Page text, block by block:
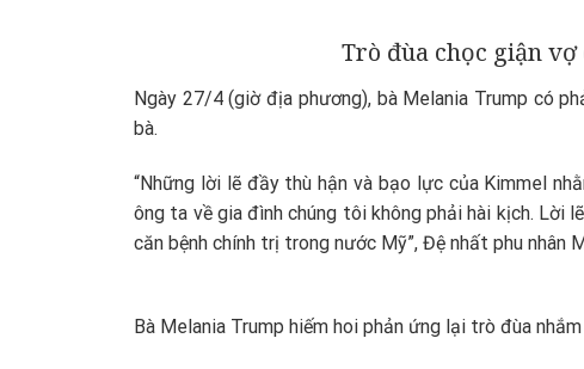
Trò đùa chọc giận
Ngày 27/4 (giờ địa phương), bà Melania Trump có
bà.
“Những lời lẽ đầy thù hận và bạo lực của Kimmel
ông ta về gia đình chúng tôi không phải hài kịch. Lời
căn bệnh chính trị trong nước Mỹ”, Đệ nhất phu nhân
Bà Melania Trump hiếm hoi phản ứng lại trò đùa